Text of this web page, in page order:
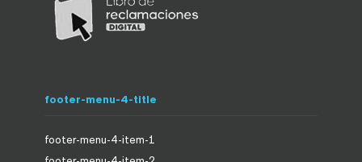
footer-menu-4-title
footer-menu-4-item-1